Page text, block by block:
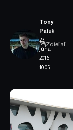
23.
júna
2016
10:05
Tony
Paluš
Zdieľať